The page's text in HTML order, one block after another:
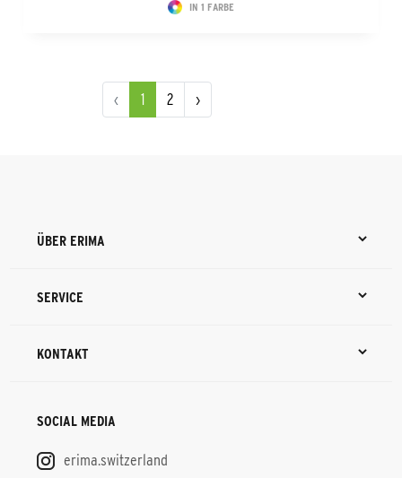
IN 1 FARBE
‹ 1 2 ›
ÜBER ERIMA
SERVICE
KONTAKT
SOCIAL MEDIA
erima.switzerland